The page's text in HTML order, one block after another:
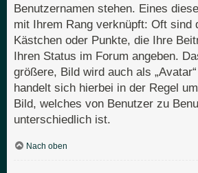
Benutzernamen stehen. Eines
mit Ihrem Rang verknüpft: Oft sind
Kästchen oder Punkte, die Ihre
Ihren Status im Forum angeben.
größere, Bild wird auch als
handelt sich hierbei in der Regel
Bild, welches von Benutzer zu
unterschiedlich ist.
Nach oben